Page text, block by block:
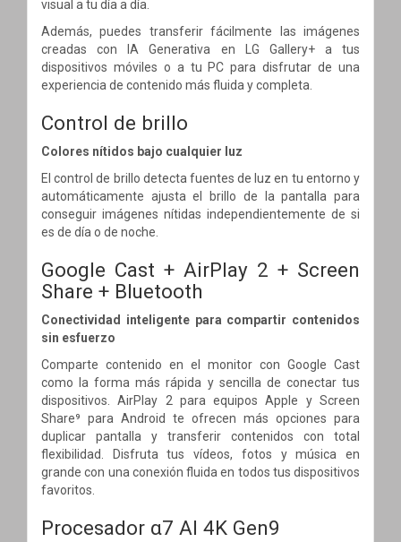
visual a tu día a día.
Además, puedes transferir fácilmente las imágenes
creadas con IA Generativa en LG Gallery+ a tus
dispositivos móviles o a tu PC para disfrutar de una
experiencia de contenido más fluida y completa.
Control de brillo
Colores nítidos bajo cualquier luz
El control de brillo detecta fuentes de luz en tu entorno y
automáticamente ajusta el brillo de la pantalla para
conseguir imágenes nítidas independientemente de si
es de día o de noche.
Google Cast + AirPlay 2 + Screen
Share + Bluetooth
Conectividad inteligente para compartir contenidos
sin esfuerzo
Comparte contenido en el monitor con Google Cast
como la forma más rápida y sencilla de conectar tus
dispositivos. AirPlay 2 para equipos Apple y Screen
Share⁹ para Android te ofrecen más opciones para
duplicar pantalla y transferir contenidos con total
flexibilidad. Disfruta tus vídeos, fotos y música en
grande con una conexión fluida en todos tus dispositivos
favoritos.
Procesador α7 AI 4K Gen9